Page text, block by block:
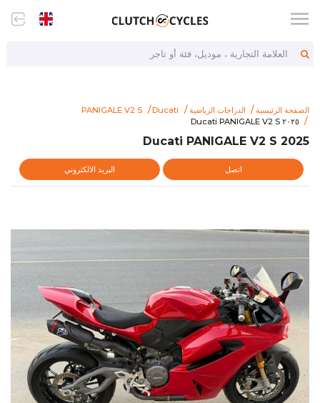
العلامة التجارية ، موديل، فئة أو تاجر
الصفحة الرئيسية الدراجات الرياضية Ducati
PANIGALE V2 S
item/2025-ducati-panigale-v2-s-70386
٢٠٢٥ Ducati PANIGALE V2 S
٢٠٢٥ Ducati PANIGALE V2 S
2025 Ducati PANIGALE V2 S
اتصل البريد الالكتروني